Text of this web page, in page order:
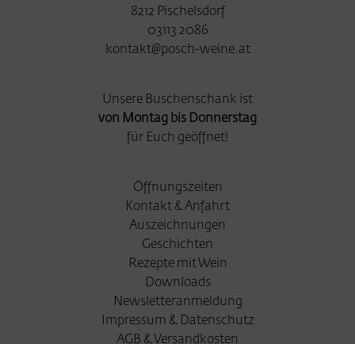
8212 Pischelsdorf
03113 2086
kontakt@posch-weine.at
Unsere Buschenschank ist
von Montag bis Donnerstag
für Euch geöffnet!
Öffnungszeiten
Kontakt & Anfahrt
Auszeichnungen
Geschichten
Rezepte mit Wein
Downloads
Newsletteranmeldung
Impressum & Datenschutz
AGB & Versandkosten